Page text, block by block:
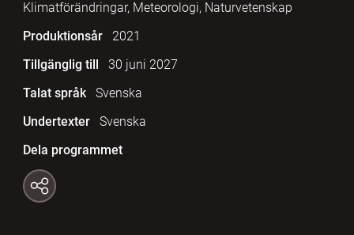
Klimatförändringar, Meteorologi, Naturvetenskap
Produktionsår
2021
Tillgänglig till
30 juni 2027
Talat språk
Svenska
Undertexter
Svenska
Dela programmet